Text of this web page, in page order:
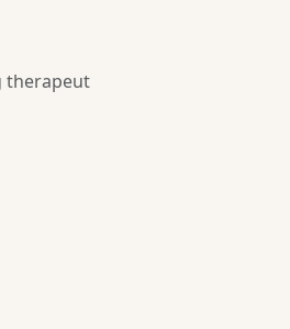
therapeut